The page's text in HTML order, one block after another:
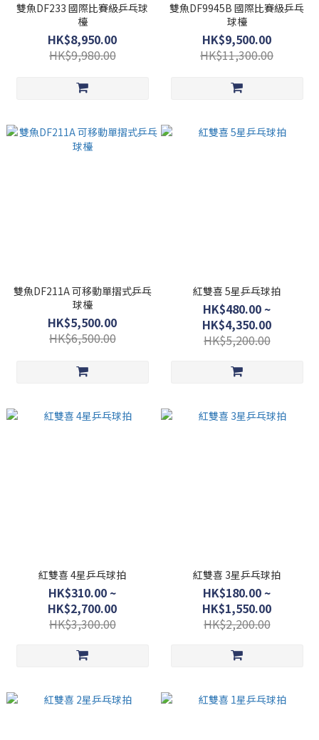
雙魚DF233 國際比賽級乒乓球
檯
HK$8,950.00
HK$9,980.00
雙魚DF9945B 國際比賽級乒乓
球檯
HK$9,500.00
HK$11,300.00
雙魚DF211A 可移動單摺式乒乓
球檯
HK$5,500.00
HK$6,500.00
紅雙喜 5星乒乓球拍
HK$480.00 ~
HK$4,350.00
HK$5,200.00
紅雙喜 4星乒乓球拍
HK$310.00 ~
HK$2,700.00
HK$3,300.00
紅雙喜 3星乒乓球拍
HK$180.00 ~
HK$1,550.00
HK$2,200.00